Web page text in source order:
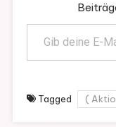
Gib deine E-Mail-Adresse ein ...
Tagged (